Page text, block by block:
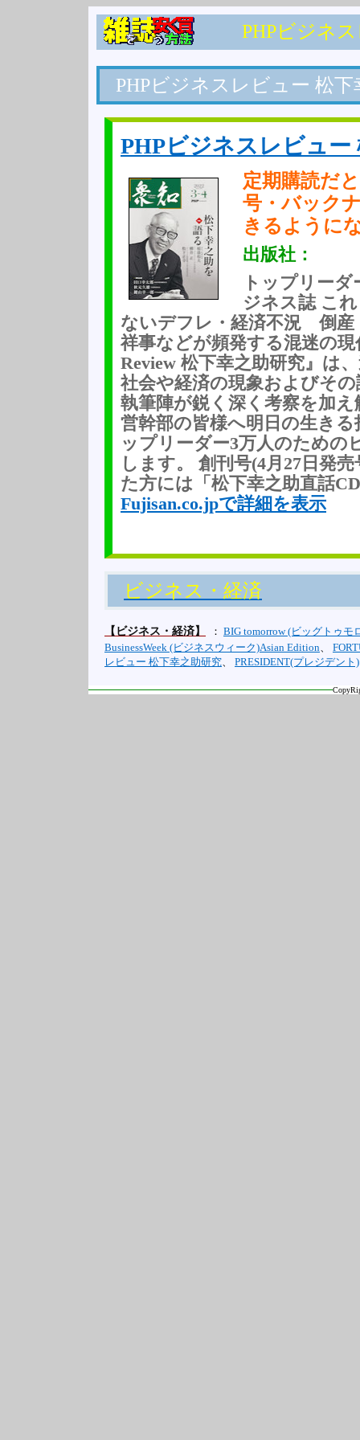
PHPビジネ
PHPビジネスレビュー 松下
PHPビジネスレビュー
定期購読だ
号・バック
きるように
出版社：
トップリー
ジネス誌 こ
ないデフレ・経済不況 倒産
祥事などが頻発する混迷の現
Review 松下幸之助研究』は
社会や経済の現象およびそ
執筆陣が鋭く深く考察を加
営幹部の皆様へ明日の生き
ップリーダー3万人のための
します。 創刊号(4月27日発
た方には「松下幸之助直話
Fujisan.co.jpで詳細を表示
ビジネス・経済
【ビジネス・経済】 ： BIG tomorrow (ビッグトゥモ
BusinessWeek (ビジネスウィーク)Asian Edition、
レビュー 松下幸之助研究、 PRESIDENT(プレジデント)